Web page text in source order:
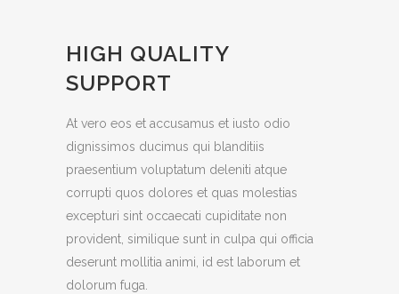
HIGH QUALITY
SUPPORT
At vero eos et accusamus et iusto odio
dignissimos ducimus qui blanditiis
praesentium voluptatum deleniti atque
corrupti quos dolores et quas molestias
excepturi sint occaecati cupiditate non
provident, similique sunt in culpa qui officia
deserunt mollitia animi, id est laborum et
dolorum fuga.